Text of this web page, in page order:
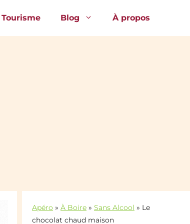
Tourisme Blog À propos
Apéro » À Boire » Sans Alcool » Le
chocolat chaud maison